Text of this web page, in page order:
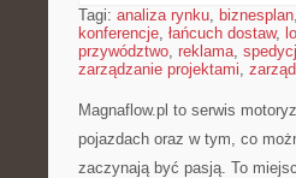
Tagi: analiza rynku, biznesplan,
konferencje, łańcuch dostaw,
przywództwo, reklama,
zarządzanie projektami,
Magnaflow.pl to serwis
pojazdach oraz w tym, co
zaczynają być pasją. To